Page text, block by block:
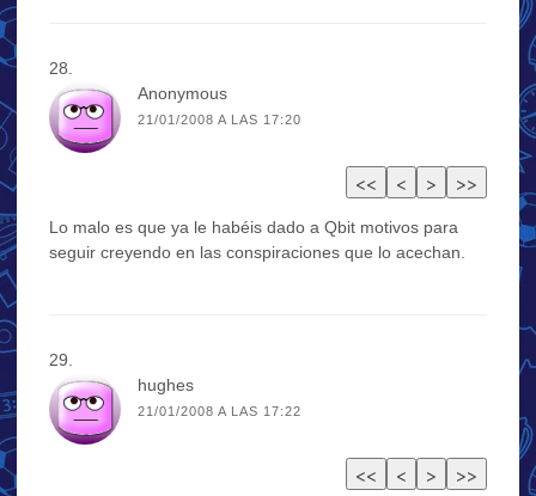
Anonymous
21/01/2008 A LAS 17:20
Lo malo es que ya le habéis dado a Qbit motivos para
seguir creyendo en las conspiraciones que lo acechan.
hughes
21/01/2008 A LAS 17:22